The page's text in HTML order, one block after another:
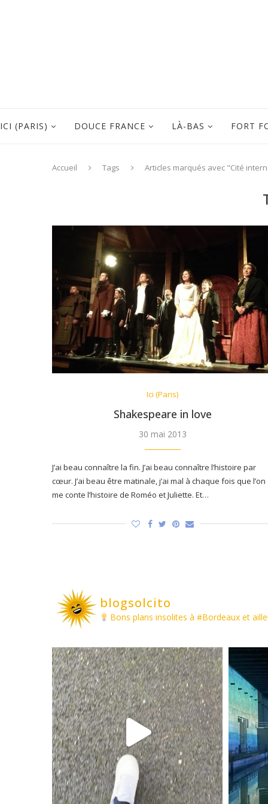
ICI (PARIS) DOUCE FRANCE LÀ-BAS FORT
Accueil Tags Articles marqués avec "Cité
Ici (Paris)
Shakespeare in love
30 mai 2013
J’ai beau connaître la fin. J’ai beau connaître l’histoire par
cœur. J’ai beau être matinale, j’ai mal à chaque fois que l’on
me conte l’histoire de Roméo et Juliette. Et…
blogsolcito
Bons plans insolites à #Bordeaux et